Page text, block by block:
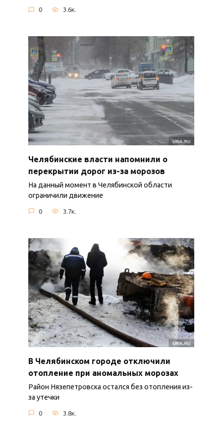
0 3.6к.
Челябинские власти напомнили о
перекрытии дорог из-за морозов
На данный момент в Челябинской области
ограничили движение
0 3.7к.
В Челябинском городе отключили
отопление при аномальных морозах
Район Нязепетровска остался без отопления из-
за утечки
0 3.8к.